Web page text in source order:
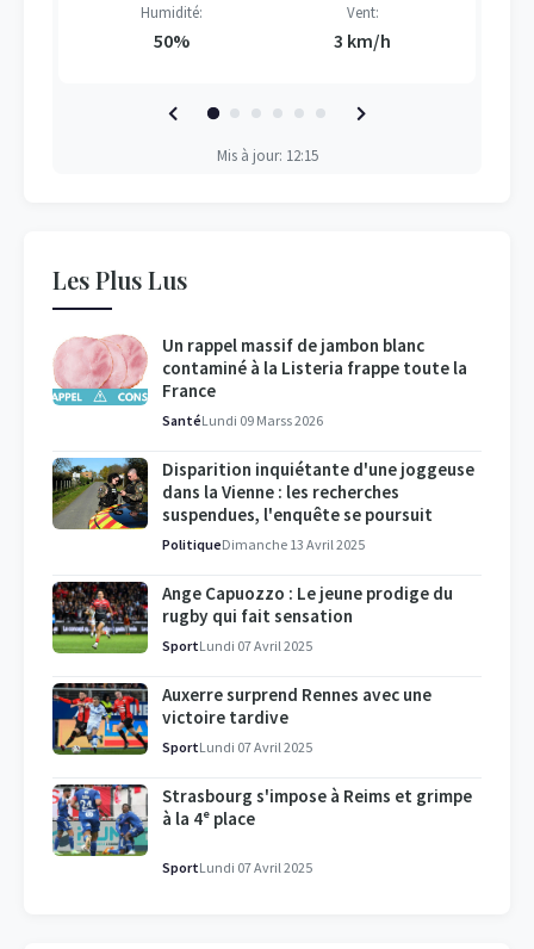
Humidité:
50%
Vent:
3 km/h
Mis à jour: 12:15
Les Plus Lus
Un rappel massif de jambon blanc
contaminé à la Listeria frappe toute la
France
SantéLundi 09 Marss 2026
Disparition inquiétante d'une joggeuse
dans la Vienne : les recherches
suspendues, l'enquête se poursuit
PolitiqueDimanche 13 Avril 2025
Ange Capuozzo : Le jeune prodige du
rugby qui fait sensation
SportLundi 07 Avril 2025
Auxerre surprend Rennes avec une
victoire tardive
SportLundi 07 Avril 2025
Strasbourg s'impose à Reims et grimpe
à la 4ᵉ place
SportLundi 07 Avril 2025